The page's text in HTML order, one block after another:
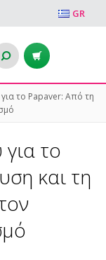
GR
το Papaver: Από τη
το
και τη